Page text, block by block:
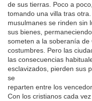
de sus tierras. Poco a
tomando una villa tras
musulmanes se rinden sin
sus bienes,
someten a la soberanía
costumbres. Pero las
las consecuencias
esclavizados, pierden sus
se
reparten entre los
Con los cristianos cada